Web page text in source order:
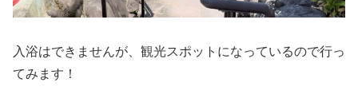
入浴はできませんが、観光スポットになっているので行っ
てみます！